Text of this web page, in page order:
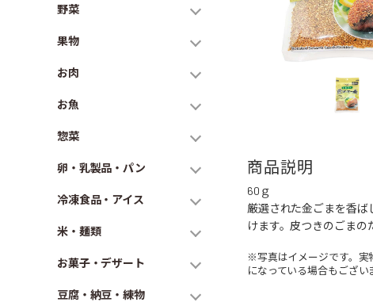
野菜
果物
お肉
お魚
惣菜
卵・乳製品・パン
冷凍食品・アイス
米・麺類
お菓子・デザート
豆腐・納豆・練物
商品説明
60ｇ
厳選された金ごまを香
けます。皮つきのごまの
※写真はイメージです。実
になっている場合もござ